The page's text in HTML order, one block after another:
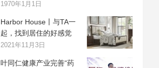
1970年1月1日
Harbor House丨与TA一
起，找到居住的好感觉
2021年11月3日
叶同仁健康产业完善“药